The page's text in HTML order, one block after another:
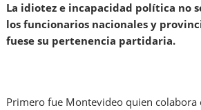
La idiotez e incapacidad política no
los funcionarios nacionales y
fuese su pertenencia partidaria.
Primero fue Montevideo quien colabora